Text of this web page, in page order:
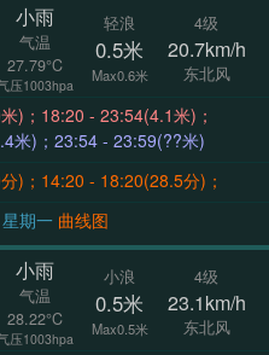
小雨
气温
27.79°C
压1003hpa
轻浪
0.5米
Max0.6米
4级
20.7km/h
东北风
米)；18:20 - 23:54(4.1米)；
米)；23:54 - 23:59(??米)
)；14:20 - 18:20(28.5分)；
8-17 星期一 曲线图
小雨
气温
28.22°C
压1003hpa
小浪
0.5米
Max0.5米
4级
23.1km/h
东北风